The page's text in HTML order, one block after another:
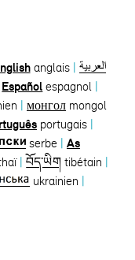
anglais
Español espagnol
монгол mongol
portugais
serbe
As
བོད་ཡིག tibétain
ukrainien